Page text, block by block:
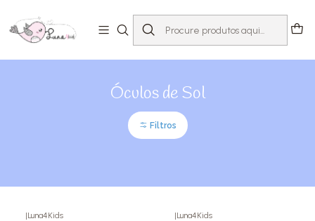
Acessórios Óculos de Sol
Óculos de Sol
Filtros
|Luna4Kids |Luna4Kids